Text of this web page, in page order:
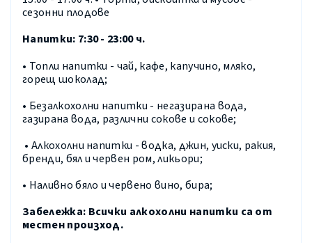
сезонни плодове
Напитки: 7:30 - 23:00 ч.
• Топли напитки - чай, кафе, капучино, мляко,
горещ шоколад;
• Безалкохолни напитки - негазирана вода,
газирана вода, различни сокове и сокове;
• Алкохолни напитки - водка, джин, уиски, ракия,
бренди, бял и червен ром, ликьори;
• Наливно бяло и червено вино, бира;
Забележка: Всички алкохолни напитки са от
местен произход.